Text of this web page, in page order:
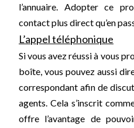
l’annuaire. Adopter ce
contact plus direct qu’en
L’appel téléphonique
Si vous avez réussi à vous
boîte, vous pouvez aussi
correspondant afin de
agents. Cela s’inscrit
offre l’avantage de